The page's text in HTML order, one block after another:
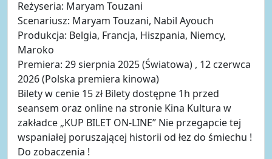
Reżyseria: Maryam Touzani
Scenariusz: Maryam Touzani, Nabil Ayouch
Produkcja: Belgia, Francja, Hiszpania, Niemcy,
Maroko
Premiera: 29 sierpnia 2025 (Światowa) , 12 czerwca
2026 (Polska premiera kinowa)
Bilety w cenie 15 zł Bilety dostępne 1h przed
seansem oraz online na stronie Kina Kultura w
zakładce „KUP BILET ON-LINE” Nie przegapcie tej
wspaniałej poruszającej historii od łez do śmiechu !
Do zobaczenia !